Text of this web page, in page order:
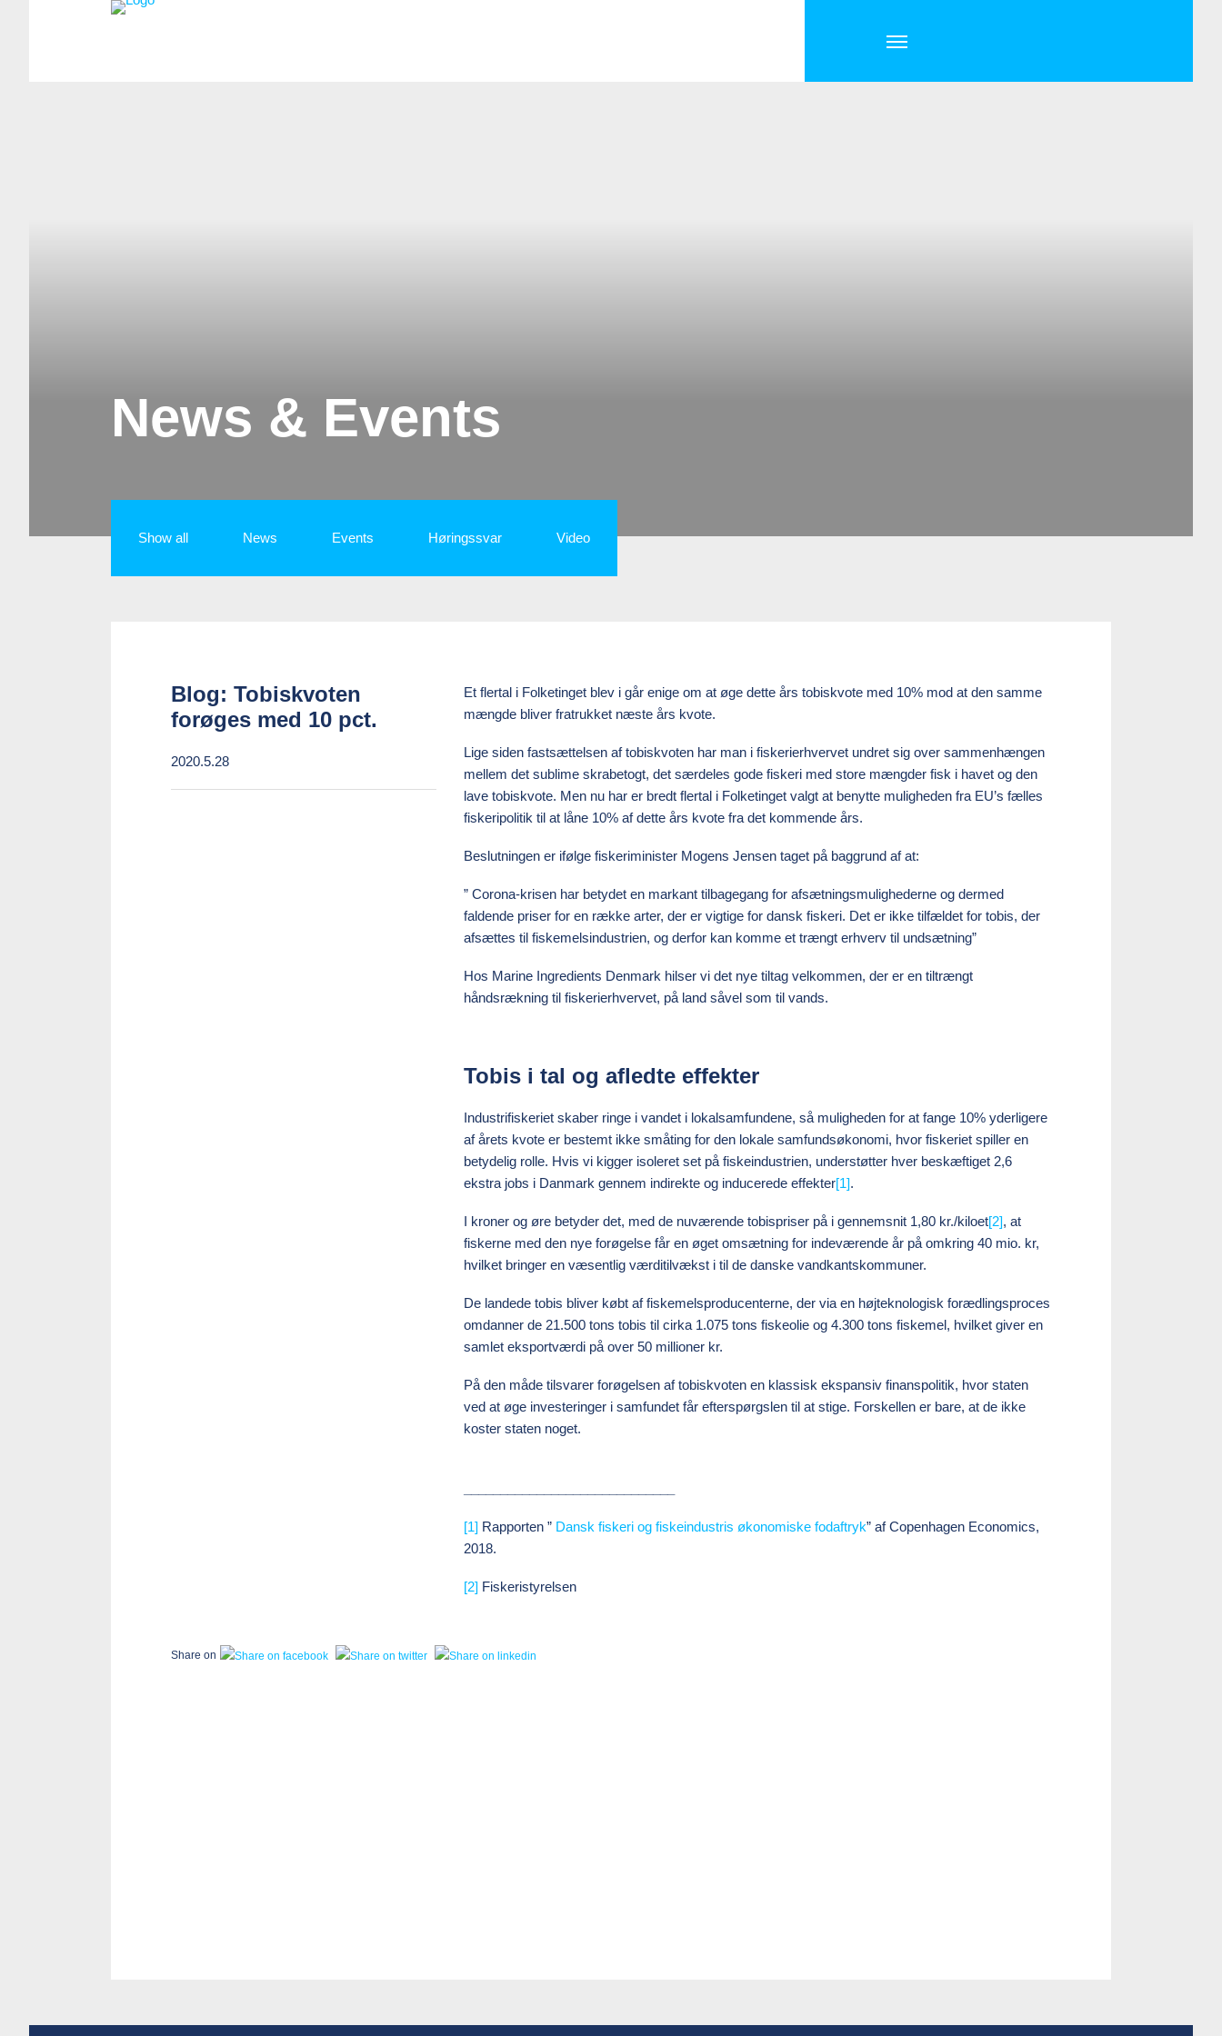
News & Events
Show all News Events Høringssvar Video
Blog: Tobiskvoten
forøges med 10 pct.
2020.5.28
Et flertal i Folketinget blev i går enige om at øge dette års tobiskvote med 10% mod at den samme
mængde bliver fratrukket næste års kvote.
Lige siden fastsættelsen af tobiskvoten har man i fiskerierhvervet undret sig over sammenhængen
mellem det sublime skrabetogt, det særdeles gode fiskeri med store mængder fisk i havet og den
lave tobiskvote. Men nu har er bredt flertal i Folketinget valgt at benytte muligheden fra EU’s fælles
fiskeripolitik til at låne 10% af dette års kvote fra det kommende års.
Beslutningen er ifølge fiskeriminister Mogens Jensen taget på baggrund af at:
” Corona-krisen har betydet en markant tilbagegang for afsætningsmulighederne og dermed
faldende priser for en række arter, der er vigtige for dansk fiskeri. Det er ikke tilfældet for tobis, der
afsættes til fiskemelsindustrien, og derfor kan komme et trængt erhverv til undsætning”
Hos Marine Ingredients Denmark hilser vi det nye tiltag velkommen, der er en tiltrængt
håndsrækning til fiskerierhvervet, på land såvel som til vands.
Tobis i tal og afledte effekter
Industrifiskeriet skaber ringe i vandet i lokalsamfundene, så muligheden for at fange 10% yderligere
af årets kvote er bestemt ikke småting for den lokale samfundsøkonomi, hvor fiskeriet spiller en
betydelig rolle. Hvis vi kigger isoleret set på fiskeindustrien, understøtter hver beskæftiget 2,6
ekstra jobs i Danmark gennem indirekte og inducerede effekter[1].
I kroner og øre betyder det, med de nuværende tobispriser på i gennemsnit 1,80 kr./kiloet[2], at
fiskerne med den nye forøgelse får en øget omsætning for indeværende år på omkring 40 mio. kr,
hvilket bringer en væsentlig værditilvækst i til de danske vandkantskommuner.
De landede tobis bliver købt af fiskemelsproducenterne, der via en højteknologisk forædlingsproces
omdanner de 21.500 tons tobis til cirka 1.075 tons fiskeolie og 4.300 tons fiskemel, hvilket giver en
samlet eksportværdi på over 50 millioner kr.
På den måde tilsvarer forøgelsen af tobiskvoten en klassisk ekspansiv finanspolitik, hvor staten
ved at øge investeringer i samfundet får efterspørgslen til at stige. Forskellen er bare, at de ikke
koster staten noget.
[1] Rapporten ” Dansk fiskeri og fiskeindustris økonomiske fodaftryk” af Copenhagen Economics,
2018.
[2] Fiskeristyrelsen
Share on